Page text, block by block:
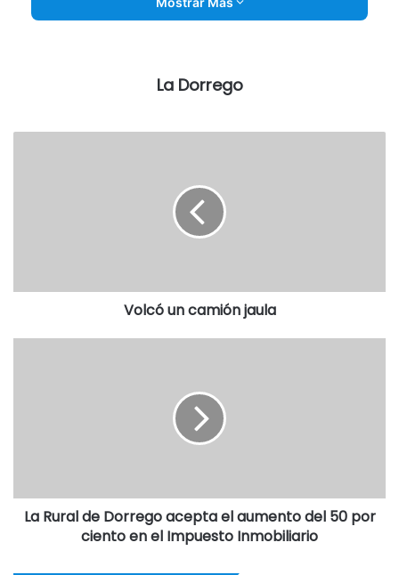
funcionamiento del banco en diciembre”, adelantó el
La Dorrego
Volcó un camión jaula
La Rural de Dorrego acepta el aumento del 50 por
ciento en el Impuesto Inmobiliario